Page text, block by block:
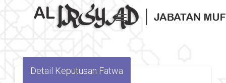
Toggle navigation
Detail Keputusan Fatwa